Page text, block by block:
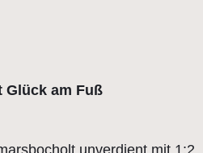
Glück am Fuß